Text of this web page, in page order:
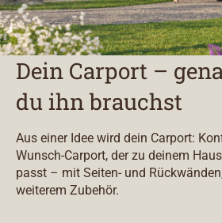
Dein Carport –
du ihn brauchst
Aus einer Idee wird dein Carport:
Wunsch-Carport, der zu deinem
passt – mit Seiten- und
weiterem Zubehör.